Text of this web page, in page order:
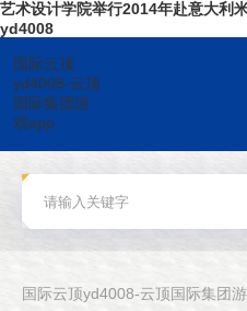
艺术设计学院举行2014年赴意大利
yd4008
国际云顶
yd4008-云顶
国际集团游
戏app
国际云顶yd4008-云顶国际集团